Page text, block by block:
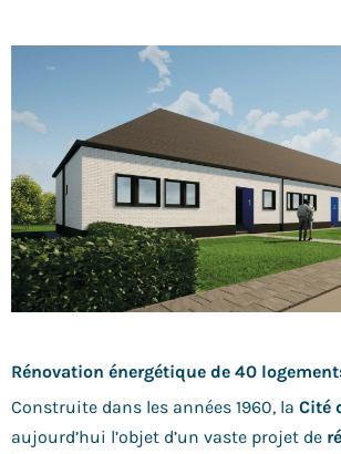
Rénovation énergétique de 40
Construite dans les années 1960, la Cité
aujourd’hui l’objet d’un vaste projet de